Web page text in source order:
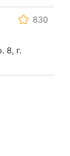
830
8, г.